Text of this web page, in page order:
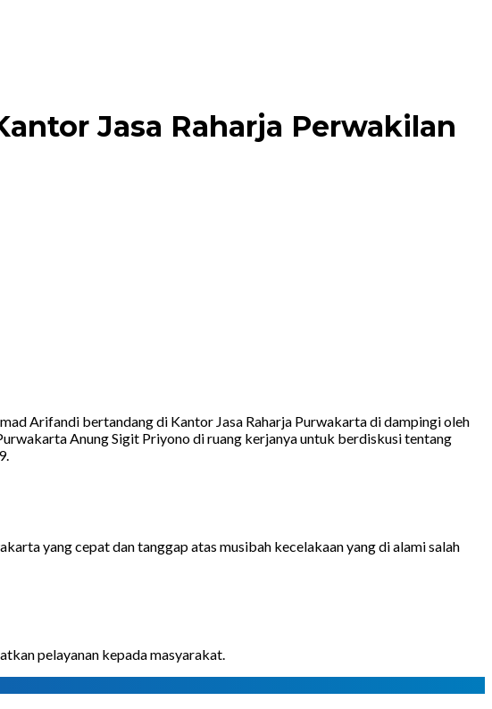
Jasa Raharja Perwakilan
Arifandi bertandang di Kantor Jasa Raharja Purwakarta di dampingi oleh
Anung Sigit Priyono di ruang kerjanya untuk berdiskusi tentang
yang cepat dan tanggap atas musibah kecelakaan yang di alami salah
pelayanan kepada masyarakat.